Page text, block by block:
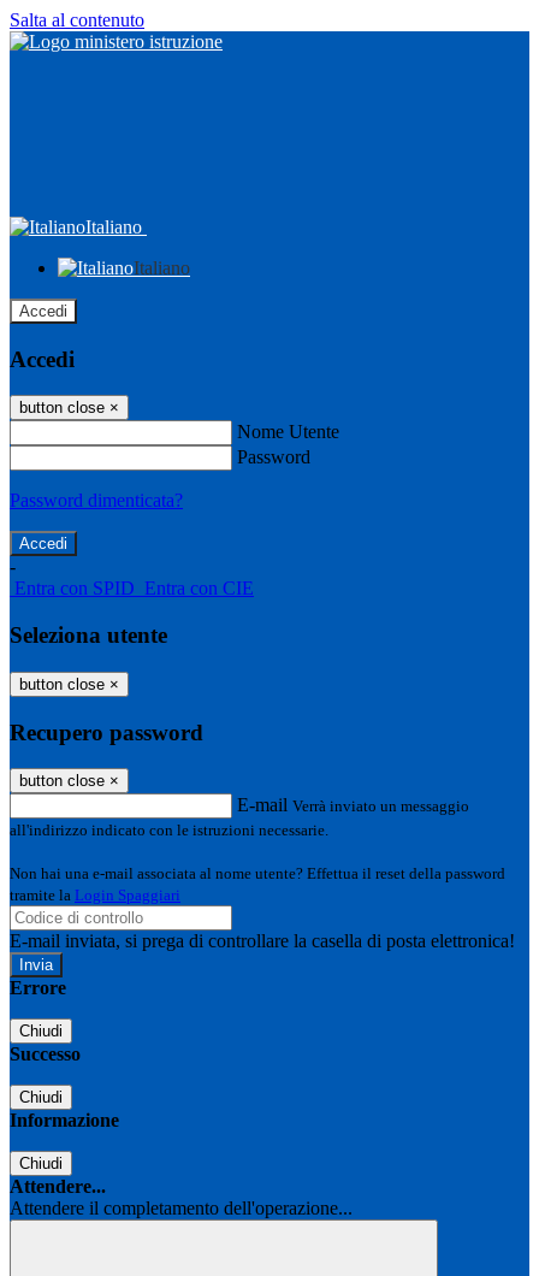
Salta al contenuto
Italiano
Italiano
Accedi
Accedi
button close ×
Nome Utente
Password
Password dimenticata?
-
Entra con SPID Entra con CIE
Seleziona utente
button close ×
Recupero password
button close ×
E-mail Verrà inviato un messaggio
all'indirizzo indicato con le istruzioni necessarie.
Non hai una e-mail associata al nome utente? Effettua il reset della password
tramite la Login Spaggiari
E-mail inviata, si prega di controllare la casella di posta elettronica!
Errore
Chiudi
Successo
Chiudi
Informazione
Chiudi
Attendere...
Attendere il completamento dell'operazione...